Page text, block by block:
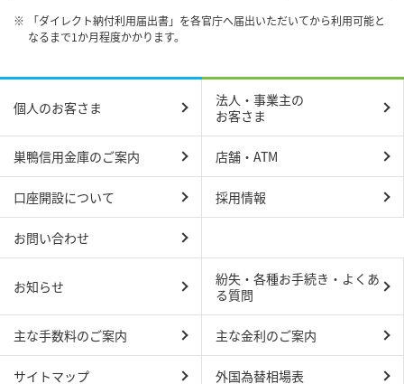
※
「ダイレクト納付利用届出書」を各官庁へ届出いただいてから利用可能と
なるまで1か月程度かかります。
個人のお客さま
法人・事業主の
お客さま
巣鴨信用金庫のご案内 店舗・ATM
口座開設について 採用情報
お問い合わせ
お知らせ
紛失・各種お手続き・よくあ
る質問
主な手数料のご案内 主な金利のご案内
サイトマップ 外国為替相場表